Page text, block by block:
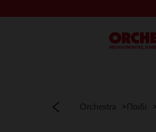
Μενού
Orchestra Παιδί